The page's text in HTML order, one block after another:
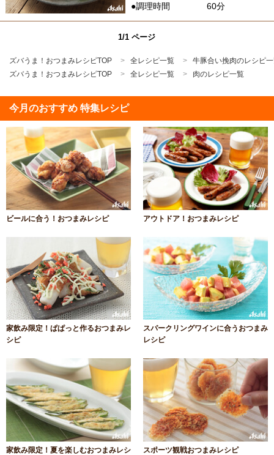
●調理時間
60分
1/1 ページ
ズバうま！おつまみレシピTOP 全レシピ一覧
牛豚合い挽肉のレシピ
ズバうま！おつまみレシピTOP
全レシピ一覧 肉のレシピ一覧
今月のおすすめ 特集レシピ
ビールに合う！おつまみレシピ アウトドア！おつまみレシピ
家飲み限定！ぱぱっと作るおつまみレ
シピ
スパークリングワインに合うおつまみ
レシピ
家飲み限定！夏を楽しむおつまみレシ
スポーツ観戦おつまみレシピ